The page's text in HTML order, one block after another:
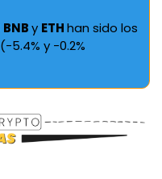
BNB y ETH han sido los
(-5.4% y -0.2%